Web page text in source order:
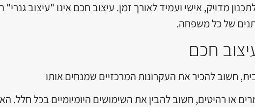
מדויק, אישי ועמיד לאורך זמן. עיצוב חכם אינו "עיצוב
של כל משפחה.
חכם
חשוב להכיר את העקרונות המרכזיים שמנחים אותו
או רהיטים, חשוב להבין את השימושים היומיומיים בכל